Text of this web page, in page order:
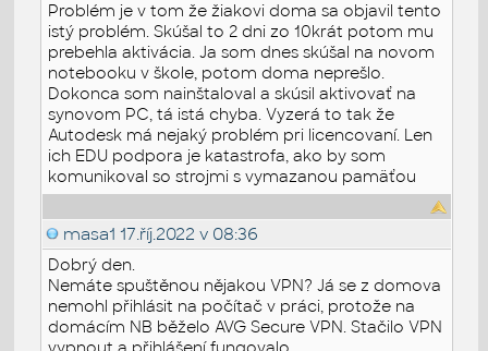
Problém je v tom že žiakovi doma sa objavil tento
istý problém. Skúšal to 2 dni zo 10krát potom mu
prebehla aktivácia. Ja som dnes skúšal na novom
notebooku v škole, potom doma neprešlo.
Dokonca som nainštaloval a skúsil aktivovať na
synovom PC, tá istá chyba. Vyzerá to tak že
Autodesk má nejaký problém pri licencovaní. Len
ich EDU podpora je katastrofa, ako by som
komunikoval so strojmi s vymazanou pamäťou
masa1 17.říj.2022 v 08:36
Dobrý den.
Nemáte spuštěnou nějakou VPN? Já se z domova
nemohl přihlásit na počítač v práci, protože na
domácím NB běželo AVG Secure VPN. Stačilo VPN